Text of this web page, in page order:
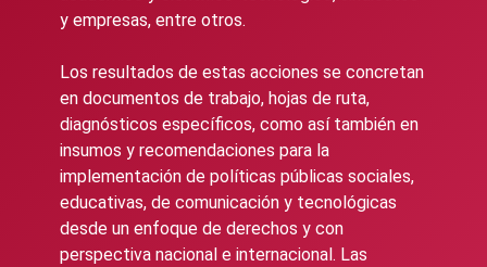
y empresas, entre otros.
Los resultados de estas acciones se concretan
en documentos de trabajo, hojas de ruta,
diagnósticos específicos, como así también en
insumos y recomendaciones para la
implementación de políticas públicas sociales,
educativas, de comunicación y tecnológicas
desde un enfoque de derechos y con
perspectiva nacional e internacional. Las